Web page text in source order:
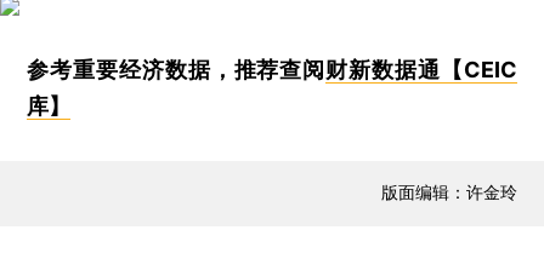
参考重要经济数据，推荐查阅 财新数据通【CEIC
库】
版面编辑：许金玲